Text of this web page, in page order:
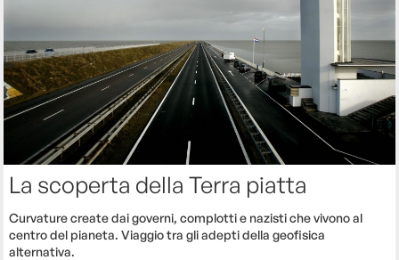
La scoperta della Terra piatta
Curvature create dai governi, complotti e nazisti che vivono al
centro del pianeta. Viaggio tra gli adepti della geofisica
alternativa.